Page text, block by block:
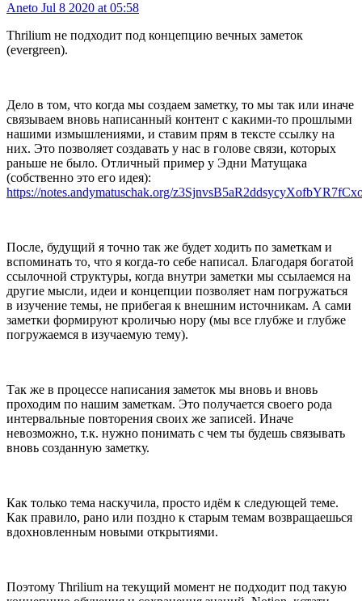
Aneto Jul 8 2020 at 05:58
Thrilium не подходит под концепцию вечных заметок
(evergreen).
Дело в том, что когда мы создаем заметку, то мы так или иначе
связываем вновь написанный контент с какими-то прошлыми
нашими измышлениями, и ставим прям в тексте ссылку на
них. Это позволяет создавать у нас в голове связи, которых
раньше не было. Отличный пример у Эдни Матущака
(собственно это его идея):
https://notes.andymatuschak.org/
После, будущий я точно так же будет ходить по заметкам и
вспоминать то, что я когда-то себе написал. Благодаря богатой
ссылочной структуры, когда внутри заметки мы ссылаемся на
другие мысли, идеи и концепции позволяет нам погружаться
в изучение темы, не прибегая к внешним источникам. А сами
заметки формируют кроличью нору (мы все глубже и глубже
погружаемся в изучаемую тему).
Так же в процессе написания заметок мы вновь и вновь
проходим по нашим заметкам. Это получается своего рода
интервальные повторения своих же записей. Иначе
невозможно, т.к. нужно понимать с чем ты будешь связывать
вновь созданную заметку.
Как только тема наскучила, просто идём к следующей теме.
Как правило, рано или поздно к старым темам возвращаешься
вдохновленным новыми открытиями.
Поэтому Thrilium на текущий момент не подходит под такую